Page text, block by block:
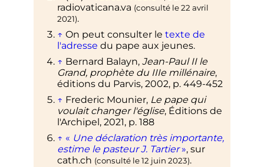
radiovaticana.va (consulté le22 avril
2021).
↑ On peut consulter le texte de
l'adresse du pape aux jeunes.
↑ Bernard Balayn, Jean-Paul II le
Grand, prophète du IIIe millénaire,
éditions du Parvis, 2002, p. 449-452
↑ Frederic Mounier, Le pape qui
voulait changer l'église, Éditions de
l'Archipel, 2021, p. 188
↑ « Une déclaration très importante,
estime le pasteur J. Tartier », sur
cath.ch (consulté le12 juin 2023).